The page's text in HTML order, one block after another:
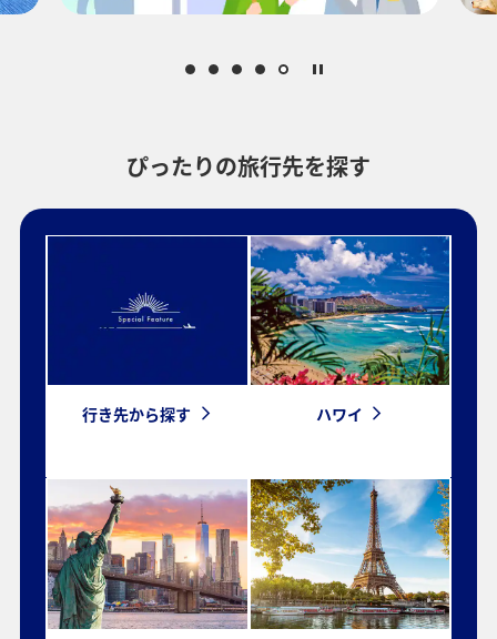
プロモーションコードについて
・表示金額は選択いただいた条件でのもっともおトクな運賃となりま
・表示金額と空席状況は最新ではない場合があります。[検索する]ボタ
ンより最新の空席照会結果をご確認ください。
・「＊」は現在金額が確認できない都市・日付となります。空席照会
結果画面にて最新の情報をご確認ください。
燃油特別付加運賃、航空保険特別料金、その
他の各種税金、料金などが含まれます。発券時に再計算するため、変
動する可能性があります。
検索する
ぴったりの旅行先を探す
行き先から探す ハワイ